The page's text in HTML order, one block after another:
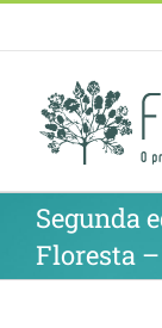
Segunda
Floresta